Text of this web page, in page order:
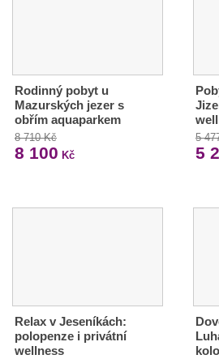
Rodinný pobyt u
Mazurských jezer s
obřím aquaparkem
8 710 Kč
8 100 Kč
5
5
Relax v Jeseníkách:
polopenze i privátní
wellness